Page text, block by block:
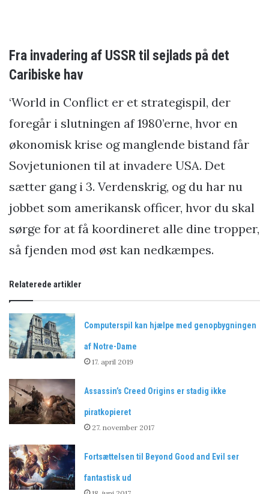
Fra invadering af USSR til sejlads på det
Caribiske hav
‘World in Conflict er et strategispil, der
foregår i slutningen af 1980’erne, hvor en
økonomisk krise og manglende bistand får
Sovjetunionen til at invadere USA. Det
sætter gang i 3. Verdenskrig, og du har nu
jobbet som amerikansk officer, hvor du skal
sørge for at få koordineret alle dine tropper,
så fjenden mod øst kan nedkæmpes.
Relaterede artikler
Computerspil kan hjælpe med genopbygningen
af Notre-Dame
17. april 2019
Assassin’s Creed Origins er stadig ikke
piratkopieret
27. november 2017
Fortsættelsen til Beyond Good and Evil ser
fantastisk ud